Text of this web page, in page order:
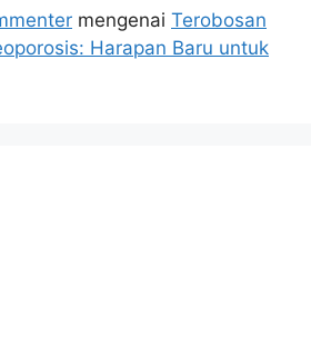
mengenai Terobosan
Harapan Baru untuk